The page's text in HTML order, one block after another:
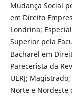
Mudança Social
em Direito
Londrina;
Superior pela
Bacharel em
Parecerista da
UERJ;
Norte e Nordeste